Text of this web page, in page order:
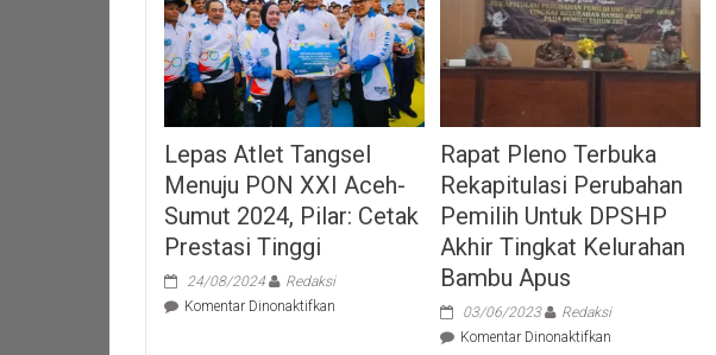
Lepas Atlet Tangsel
Menuju PON XXI Aceh-
Sumut 2024, Pilar: Cetak
Prestasi Tinggi
24/08/2024
Redaksi
Komentar Dinonaktifkan
Rapat Pleno Terbuka
Rekapitulasi Perubahan
Pemilih Untuk DPSHP
Akhir Tingkat Kelurahan
Bambu Apus
03/06/2023
Redaksi
Komentar Dinonaktifkan